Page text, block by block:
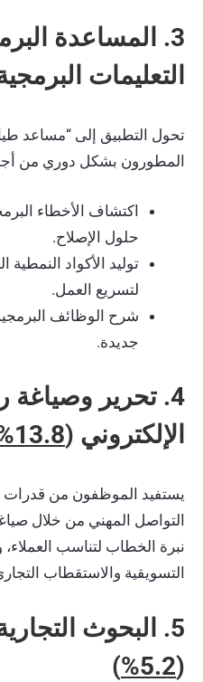
3. المساعدة
التعليمات
المطورون بشكل دوري من
حلول الإصلاح.
لتسريع العمل.
شرح الوظائف
جديدة.
4. تحرير وصياغة
الإلكتروني (13.8%
يستفيد الموظفون من قدرات
التواصل المهني من خلال
نبرة الخطاب لتناسب
التسويقية والاستقطاب
5. البحوث
(
5.2%
)